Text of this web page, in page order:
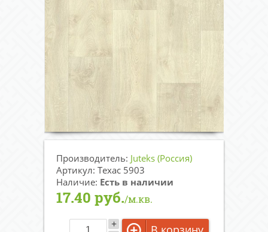
Производитель: Juteks (Россия)
Артикул: Техас 5903
Наличие: Есть в наличии
17.40 руб./м.кв.
+